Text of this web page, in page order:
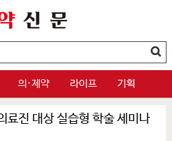
의·제약 라이프 기획
료진 대상 실습형 학술 세미나